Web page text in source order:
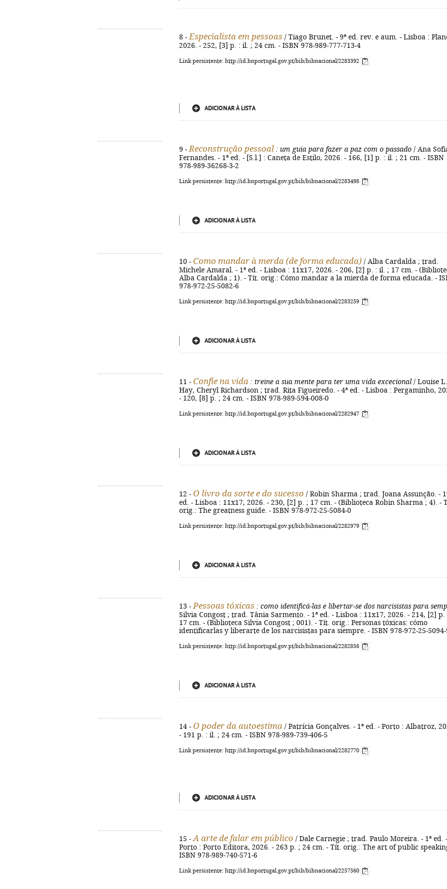
8 - Especialista em pessoas / Tiago Brunet. - 9ª ed. rev. e aum. - Lisboa :
2026. - 252, [3] p. : il. ; 24 cm. - ISBN 978-989-777-713-4
Link persistente: http://id.bnportugal.gov.pt/bib/bibnacional/2283392
ADICIONAR À LISTA
9 - Reconstrução pessoal : um guia para fazer a paz com o passado / Ana
Fernandes. - 1ª ed. - [S.l.] : Caneta de Estilo, 2026. - 166, [1] p. : il. ; 21 cm. - ISBN
978-989-36268-3-2
Link persistente: http://id.bnportugal.gov.pt/bib/bibnacional/2283498
ADICIONAR À LISTA
10 - Como mandar à merda (de forma educada) / Alba Cardalda ; trad.
Michele Amaral. - 1ª ed. - Lisboa : 11x17, 2026. - 206, [2] p. : il. ; 17 cm. -
Alba Cardalda ; 1). - Tít. orig.: Cómo mandar a la mierda de forma educada. -
978-972-25-5082-6
Link persistente: http://id.bnportugal.gov.pt/bib/bibnacional/2283259
ADICIONAR À LISTA
11 - Confie na vida : treine a sua mente para ter uma vida excecional / Louise L.
Hay, Cheryl Richardson ; trad. Rita Figueiredo. - 4ª ed. - Lisboa : Pergaminho,
- 120, [8] p. ; 24 cm. - ISBN 978-989-594-008-0
Link persistente: http://id.bnportugal.gov.pt/bib/bibnacional/2282947
ADICIONAR À LISTA
12 - O livro da sorte e do sucesso / Robin Sharma ; trad. Joana Assunção. -
ed. - Lisboa : 11x17, 2026. - 230, [2] p. ; 17 cm. - (Biblioteca Robin Sharma ; 4). -
orig.: The greatness guide. - ISBN 978-972-25-5084-0
Link persistente: http://id.bnportugal.gov.pt/bib/bibnacional/2282979
ADICIONAR À LISTA
13 - Pessoas tóxicas : como identificá-las e libertar-se dos narcisistas para
Silvia Congost ; trad. Tânia Sarmento. - 1ª ed. - Lisboa : 11x17, 2026. - 214, [2] p.
17 cm. - (Biblioteca Silvia Congost ; 001). - Tít. orig.: Personas tóxicas: cómo
identificarlas y liberarte de los narcisistas para siempre. - ISBN 978-972-25-5094-
Link persistente: http://id.bnportugal.gov.pt/bib/bibnacional/2282856
ADICIONAR À LISTA
14 - O poder da autoestima / Patrícia Gonçalves. - 1ª ed. - Porto : Albatroz,
- 191 p. : il. ; 24 cm. - ISBN 978-989-739-406-5
Link persistente: http://id.bnportugal.gov.pt/bib/bibnacional/2282770
ADICIONAR À LISTA
15 - A arte de falar em público / Dale Carnegie ; trad. Paulo Moreira. - 1ª ed. -
Porto : Porto Editora, 2026. - 263 p. ; 24 cm. - Tít. orig.: The art of public
ISBN 978-989-740-571-6
Link persistente: http://id.bnportugal.gov.pt/bib/bibnacional/2257560